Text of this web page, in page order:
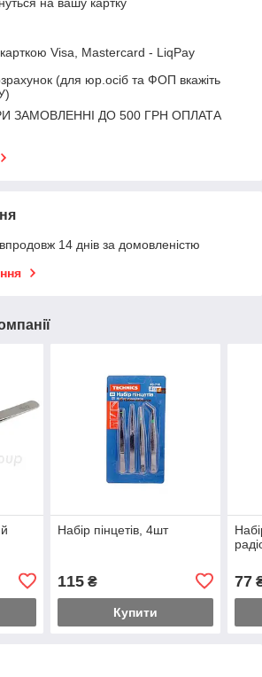
на вашу картку
Visa, Mastercard - LiqPay
(для юр.осіб та ФОП вкажіть
ЗАМОВЛЕННІ ДО 500 ГРН ОПЛАТА
14 днів за домовленістю
Набір пінцетів, 4шт
115₴
Купити
77